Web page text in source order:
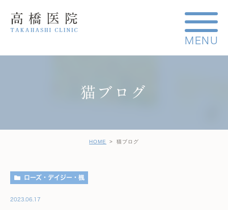
猫ブログ
HOME 猫ブログ
ローズ・デイジー・楓
2023.06.17